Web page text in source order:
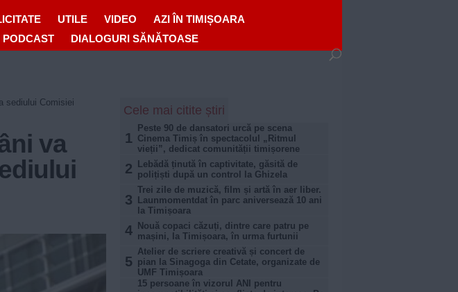
UTILE VIDEO
AZI ÎN TIMIȘOARA
PODCAST DIALOGURI SĂNĂTOASE
sediului Comisiei
va
Cele mai citite știri
1
Peste 90 de dansatori urcă pe scena
Cinema Timiș în spectacolul „Ritmul
vieții”, dedicat comunității timișorene
2
Lebădă ținută în captivitate, găsită de
polițiști după un control la Ghizela
3
Trei zile de muzică, film și artă în aer liber.
Launmomentdat în parc aniversează 10 ani
la Timișoara
4
Nouă copaci căzuți, dintre care patru pe
mașini, la Timișoara, în urma furtunii
5
Atelier de scriere creativă și concert de
pian la Sinagoga din Cetate, organizate de
UMF Timișoara
15 persoane în vizorul ANI pentru